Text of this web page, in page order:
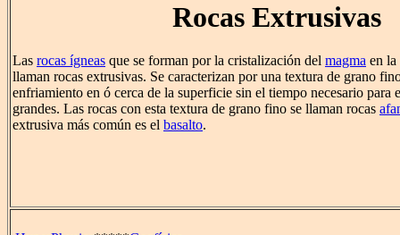
Rocas Extrusivas
Las rocas ígneas que se forman por la cristalización del magma en la
llaman rocas extrusivas. Se caracterizan por una textura de grano
enfriamiento en ó cerca de la superficie sin el tiempo necesario para
grandes. Las rocas con esta textura de grano fino se llaman rocas
extrusiva más común es el basalto.